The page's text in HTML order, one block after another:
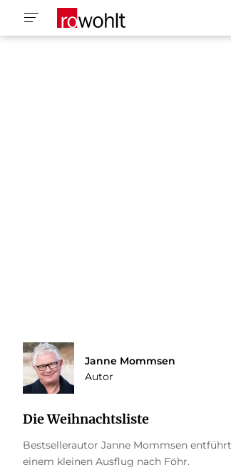
Janne Mommsen
Autor
Die Weihnachtsliste
Bestsellerautor Janne Mommsen
einem kleinen Ausflug nach Föhr.